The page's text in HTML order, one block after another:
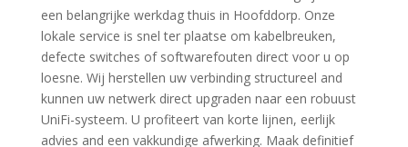
een belangrijke werkdag thuis in Hoofddorp. Onze
lokale service is snel ter plaatse om kabelbreuken,
defecte switches of softwarefouten direct voor u op
loesne. Wij herstellen uw verbinding structureel and
kunnen uw netwerk direct upgraden naar een robuust
UniFi-systeem. U profiteert van korte lijnen, eerlijk
advies and een vakkundige afwerking. Maak definitief